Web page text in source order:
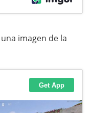
imagen de la